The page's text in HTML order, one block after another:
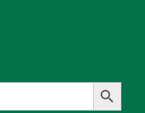
Search Button